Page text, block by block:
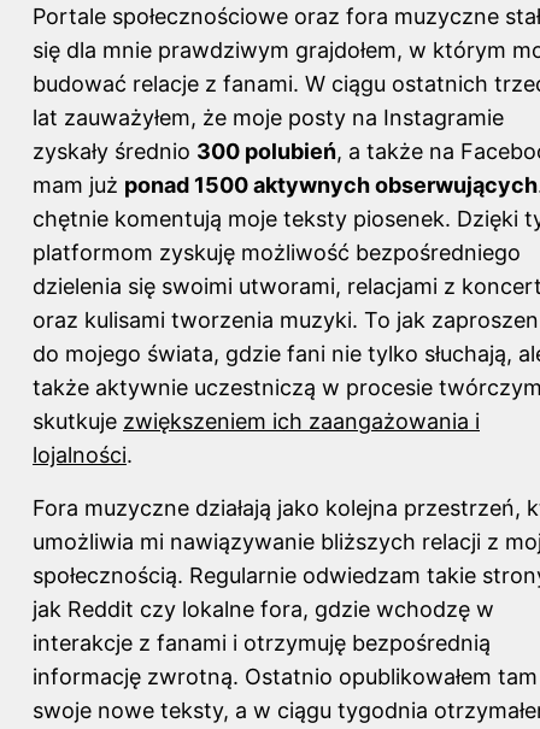
Portale społecznościowe oraz fora muzyczne
się dla mnie prawdziwym grajdołem, w którym
budować relacje z fanami. W ciągu ostatnich
lat zauważyłem, że moje posty na Instagramie
zyskały średnio 300 polubień, a także na
mam już ponad 1500 aktywnych obserwujących
chętnie komentują moje teksty piosenek. Dzięki
platformom zyskuję możliwość bezpośredniego
dzielenia się swoimi utworami, relacjami z
oraz kulisami tworzenia muzyki. To jak
do mojego świata, gdzie fani nie tylko słuchają,
także aktywnie uczestniczą w procesie
skutkuje zwiększeniem ich zaangażowania i
lojalności.
Fora muzyczne działają jako kolejna przestrzeń,
umożliwia mi nawiązywanie bliższych relacji z
społecznością. Regularnie odwiedzam takie
jak Reddit czy lokalne fora, gdzie wchodzę w
interakcje z fanami i otrzymuję bezpośrednią
informację zwrotną. Ostatnio opublikowałem tam
swoje nowe teksty, a w ciągu tygodnia